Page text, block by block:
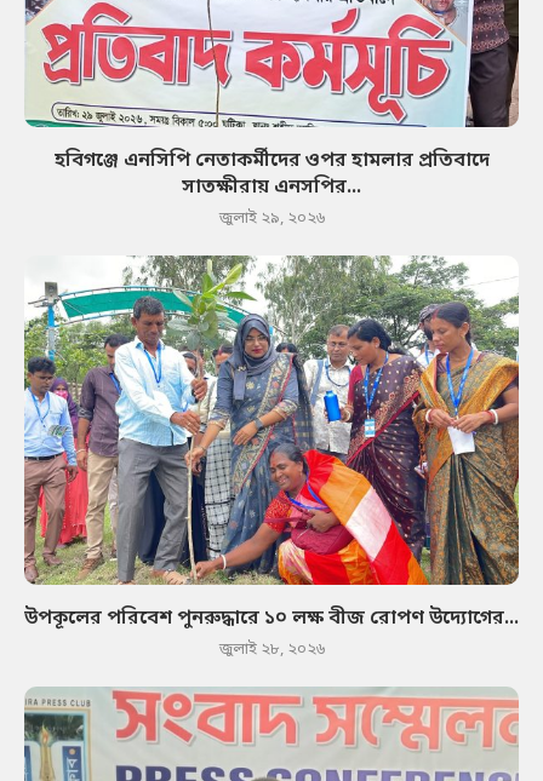
হবিগঞ্জে এনসিপি নেতাকর্মীদের ওপর হামলার প্রতিবাদে
সাতক্ষীরায় এনসপির...
জুলাই ২৯, ২০২৬
উপকূলের পরিবেশ পুনরুদ্ধারে ১০ লক্ষ বীজ রোপণ উদ্যোগের...
জুলাই ২৮, ২০২৬